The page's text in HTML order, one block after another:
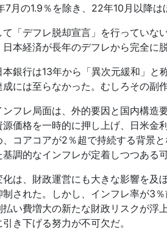
7月の1.9 ％を除き、 22年10 月以降は
「デフレ脱却宣言」を行っていな
本経済が長年のデフレから完全に
銀行は13年から「異次元緩和」と
には至らなかった。むしろその副
フレ局面は、外的要因と国内構造
源価格を一時的に押し上げ、日米金
、コアコアが2 ％超で持続する背景
調的なインフレが定着しつつある
は、財政運営にも大きな影響を及ぼ
された。しかし、インフレ率が3
い費増大の新たな財政リスクが浮
き下げる努力が不可欠だ。